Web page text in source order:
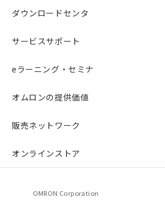
ダウンロードセンタ
サービスサポート
eラーニング・セミナ
オムロンの提供価値
販売ネットワーク
オンラインストア
OMRON Corporation